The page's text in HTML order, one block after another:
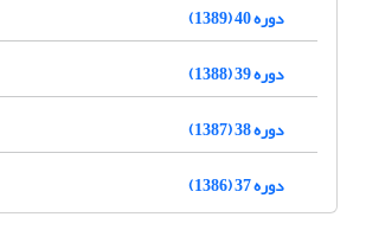
دوره 40 (1389)
دوره 39 (1388)
دوره 38 (1387)
دوره 37 (1386)